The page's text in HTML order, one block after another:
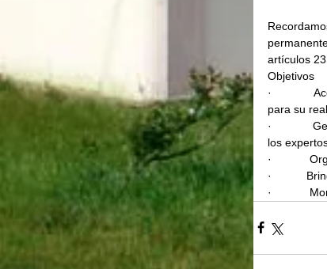
artículos
Objetivos
·
para su
·
los
·
·
·